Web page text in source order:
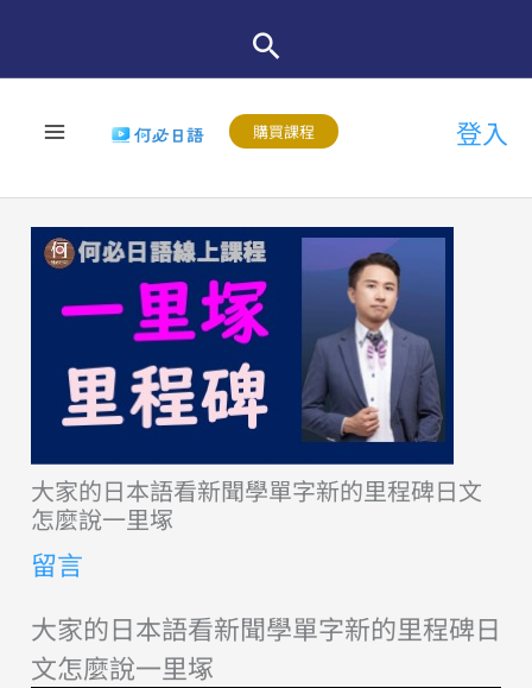
購買課程 登入
大家的日本語看新聞學單字新的里程碑日文
怎麼說一里塚
留言
大家的日本語看新聞學單字新的里程碑日
文怎麼說一里塚